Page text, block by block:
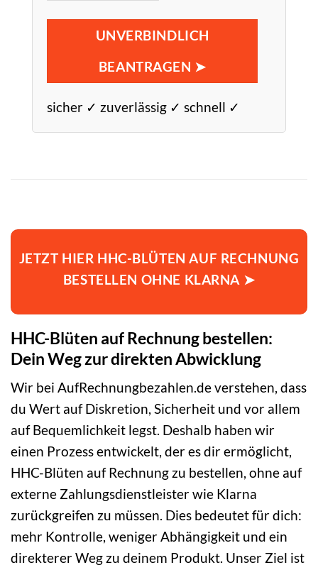
UNVERBINDLICH
BEANTRAGEN ➤
sicher ✓ zuverlässig ✓ schnell ✓
JETZT HIER HHC-BLÜTEN AUF RECHNUNG
BESTELLEN OHNE KLARNA ➤
HHC-Blüten auf Rechnung bestellen:
Dein Weg zur direkten Abwicklung
Wir bei AufRechnungbezahlen.de verstehen, dass
du Wert auf Diskretion, Sicherheit und vor allem
auf Bequemlichkeit legst. Deshalb haben wir
einen Prozess entwickelt, der es dir ermöglicht,
HHC-Blüten auf Rechnung zu bestellen, ohne auf
externe Zahlungsdienstleister wie Klarna
zurückgreifen zu müssen. Dies bedeutet für dich:
mehr Kontrolle, weniger Abhängigkeit und ein
direkterer Weg zu deinem Produkt. Unser Ziel ist